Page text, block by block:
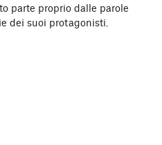
parte proprio dalle parole
dei suoi protagonisti.